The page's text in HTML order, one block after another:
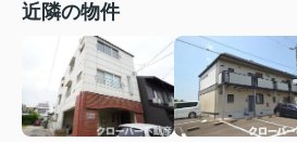
近隣の物件